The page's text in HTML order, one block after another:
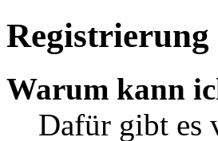
Warum kann
Dafür gibt es